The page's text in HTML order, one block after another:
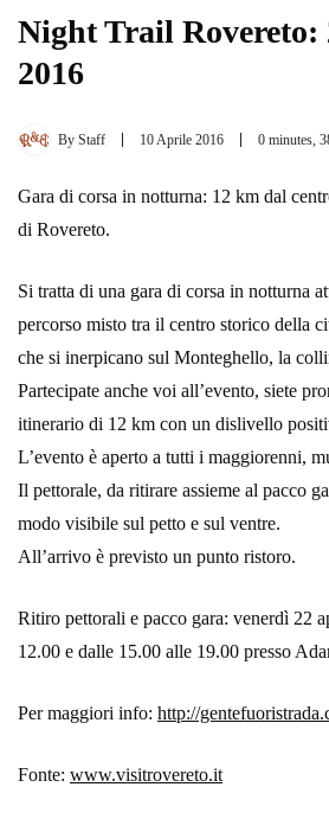
Night Trail Rovereto:
2016
By Staff 10 Aprile 2016 0 minutes,
Gara di corsa in notturna: 12 km dal
di Rovereto.
Si tratta di una gara di corsa in notturna
percorso misto tra il centro storico della
che si inerpicano sul Monteghello, la
Partecipate anche voi all’evento, siete
itinerario di 12 km con un dislivello
L’evento è aperto a tutti i maggiorenni,
Il pettorale, da ritirare assieme al pacco
modo visibile sul petto e sul ventre.
All’arrivo è previsto un punto ristoro.
Ritiro pettorali e pacco gara: venerdì 22
12.00 e dalle 15.00 alle 19.00 presso
Per maggiori info: http://
Fonte: www.visitrovereto.it